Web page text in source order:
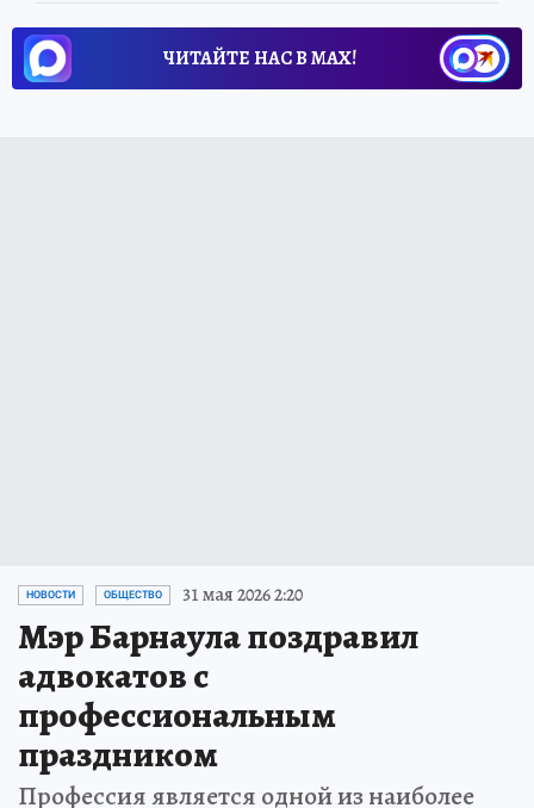
ЧИТАЙТЕ НАС В МАХ!
НОВОСТИ ОБЩЕСТВО 31 мая 2026 2:20
Мэр Барнаула поздравил
адвокатов с
профессиональным
праздником
Профессия является одной из наиболее